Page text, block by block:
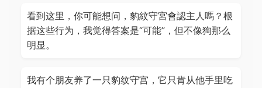
看到这里，你可能想问，豹紋守宮會認主人嗎？根
据这些行为，我觉得答案是“可能”，但不像狗那么
明显。
我有个朋友养了一只豹纹守宫，它只肯从他手里吃